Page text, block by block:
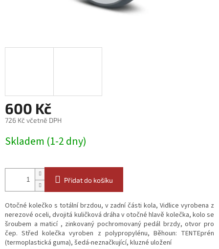
600 Kč
726 Kč včetně DPH
cena:
Skladem (1-2 dny)
Přidat do košíku
Otočné kolečko s totální brzdou, v zadní části kola, Vidlice vyrobena z
nerezové oceli, dvojitá kuličková dráha v otočné hlavě kolečka, kolo se
šroubem a maticí , zinkovaný pochromovaný pedál brzdy, otvor pro
čep. Střed kolečka vyroben z polypropylénu, Běhoun: TENTEprén
(termoplastická guma), šedá-neznačkující, kluzné uložení